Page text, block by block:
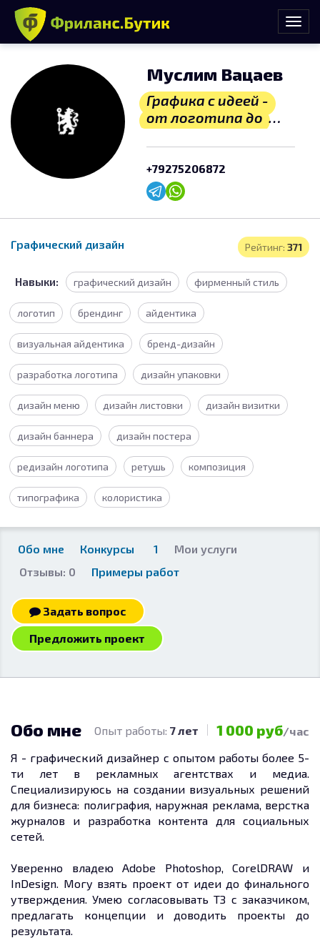
Муслим Вацаев
Графика с идеей -
от логотипа до
журнала
+79275206872
Рейтинг: 371
Графический дизайн
Навыки: графический дизайн фирменный стиль
логотип брендинг айдентика
визуальная айдентика бренд-дизайн
разработка логотипа дизайн упаковки
дизайн меню дизайн листовки дизайн визитки
дизайн баннера дизайн постера
редизайн логотипа ретушь композиция
типографика колористика
Обо мне Конкурсы 1
Мои услуги
Отзывы: 0
Примеры работ
Задать вопрос
Предложить проект
Обо мне Опыт работы: 7 лет 1 000 руб/час
Я - графический дизайнер с опытом работы более 5-
ти лет в рекламных агентствах и медиа.
Специализируюсь на создании визуальных решений
для бизнеса: полиграфия, наружная реклама, верстка
журналов и разработка контента для социальных
сетей.
Уверенно владею Adobe Photoshop, CorelDRAW и
InDesign. Могу взять проект от идеи до финального
утверждения. Умею согласовывать ТЗ с заказчиком,
предлагать концепции и доводить проекты до
результата.